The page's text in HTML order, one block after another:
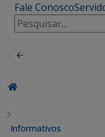
Fale Conosco
Pesquisar
por:
Informativos